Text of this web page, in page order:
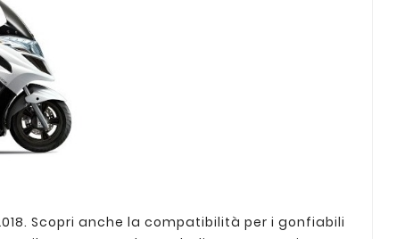
Scopri anche la compatibilità per i gonfiabili